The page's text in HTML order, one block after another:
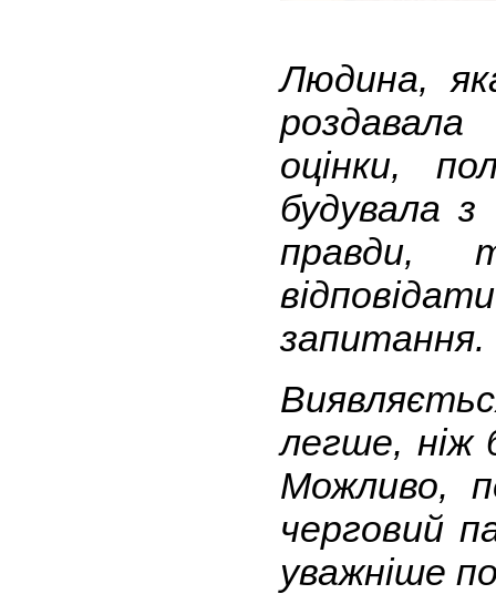
Людина,
оцінки,
будувала
правди,
запитання.
легше, ніж
Можливо,
черговий
уважніше